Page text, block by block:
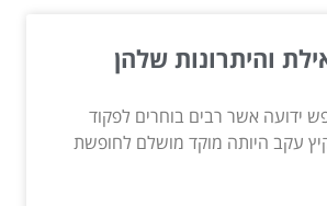
והיתרונות שלהן
ידועה אשר רבים בוחרים לפקוד
עקב היותה מוקד מושלם לחופשת